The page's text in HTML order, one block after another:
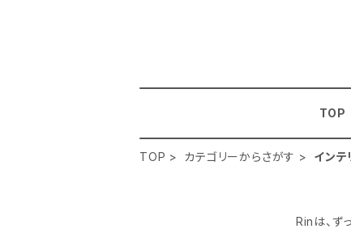
TOP
TOP カテゴリーからさがす インテ
Rinは、ず